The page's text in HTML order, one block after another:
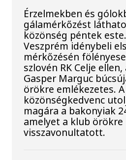
Érzelmekben és
gálamérkőzést
közönség péntek
Veszprém idénybeli
mérkőzésén
szlovén RK Celje
Gasper Marguc
örökre emlékezetes.
közönségkedvenc
magára a bakonyiak
amelyet a klub örökre
visszavonultatott.